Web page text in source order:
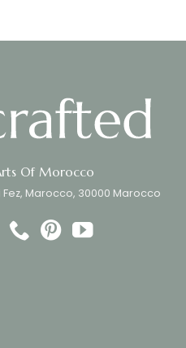
Of Morocco
Marocco, 30000 Marocco